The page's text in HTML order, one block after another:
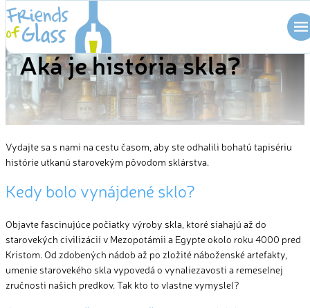
Skip
to
content
HISTÓRIA SKLA
Aká je história skla?
Vydajte sa s nami na cestu časom, aby ste odhalili bohatú tapisériu
histórie utkanú starovekým pôvodom sklárstva.
Kedy bolo vynájdené sklo?
Objavte fascinujúce počiatky výroby skla, ktoré siahajú až do
starovekých civilizácií v Mezopotámii a Egypte okolo roku 4000 pred
Kristom. Od zdobených nádob až po zložité náboženské artefakty,
umenie starovekého skla vypovedá o vynaliezavosti a remeselnej
zručnosti našich predkov. Tak kto to vlastne vymyslel?